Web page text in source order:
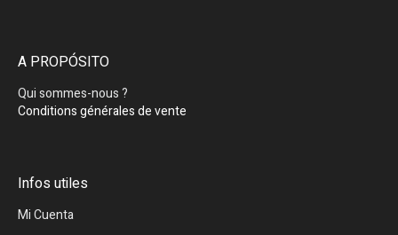
A PROPÓSITO
Qui sommes-nous ?
Conditions générales de vente
Infos utiles
Mi Cuenta